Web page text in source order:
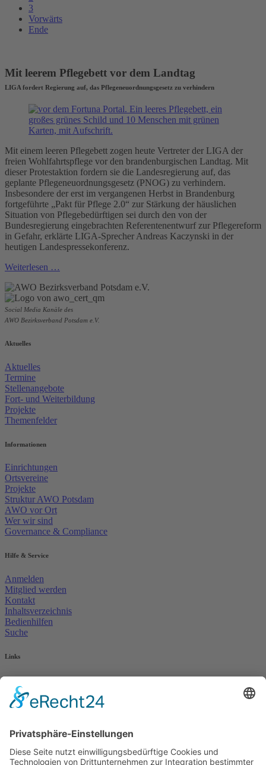
3
Vorwärts
Ende
Mit leerem Pflegebett vor dem Landtag
LIGA fordert Regierung auf, das Pflegeneuordnungsgesetz zu verhindern
Mit einem leeren Pflegebett zogen heute Vertreter der LIGA der
freien Wohlfahrtspflege vor den brandenburgischen Landtag. Mit
dieser Protestaktion fordern sie die Landesregierung auf, das
geplante Pflegeneuordnungsgesetz (PNOG) zu verhindern.
Insbesondere der erst im vergangenen Herbst in Brandenburg
fortgeführte „Pakt für Pflege 2.0“ zur Stärkung der häuslichen
Situation von Pflegebedürftigen sei durch den von der
Bundesregierung eingebrachten Referentenentwurf zur Pflegereform
in Gefahr, erklärte LIGA-Sprecher Andreas Kaczynski in der
heutigen Landespressekonferenz.
Weiterlesen …
Social Media Kanäle des
AWO Bezirksverband Potsdam e.V.
Aktuelles
Aktuelles
Termine
Stellenangebote
Fort- und Weiterbildung
Projekte
Themenfelder
Informationen
Einrichtungen
Ortsvereine
Projekte
Struktur AWO Potsdam
AWO vor Ort
Wer wir sind
Governance & Compliance
Hilfe & Service
Anmelden
Mitglied werden
Kontakt
Inhaltsverzeichnis
Bedienhilfen
Suche
Links
AWO Jobportal
AWO Ehrenamt Portal
AWO Schulgesundheitsfachkräfte
AWO Pflegeberatung
AWO Kulturhaus Babelsberg